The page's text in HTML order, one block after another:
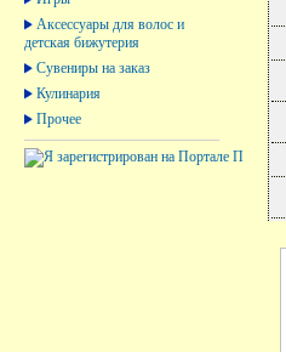
Аксессуары для волос и
детская бижутерия
Сувениры на заказ
Кулинария
Прочее